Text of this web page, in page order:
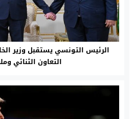
الرئيس التونسي يستقبل وزير
التعاون الثنائي